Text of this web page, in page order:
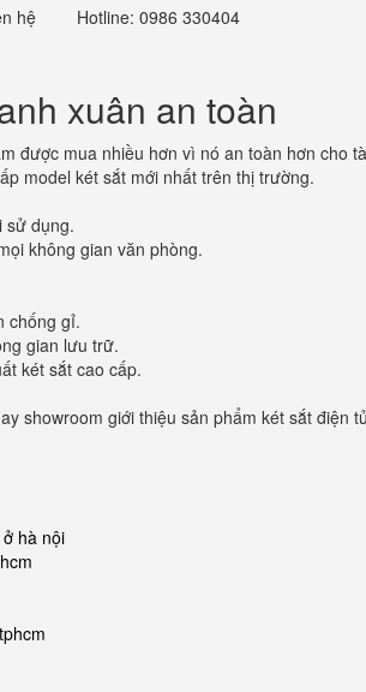
hệ Hotline: 0986 330404
xuân an toàn
được mua nhiều hơn vì nó an toàn hơn cho
model két sắt mới nhất trên thị trường.
sử dụng.
không gian văn phòng.
chống gỉ.
gian lưu trữ.
két sắt cao cấp.
showroom giới thiệu sản phẩm két sắt điện
hà nội